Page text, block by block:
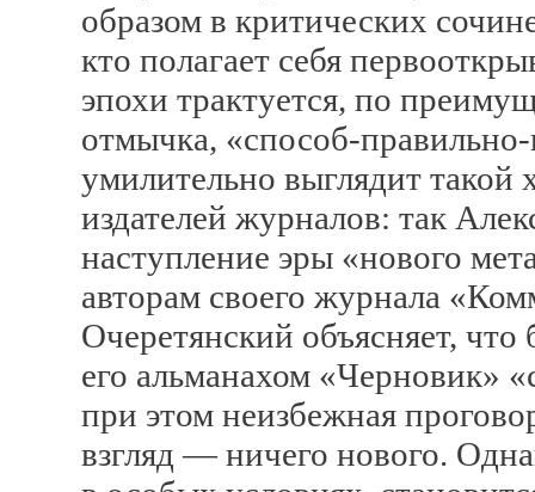
образом в критических
кто полагает себя
эпохи трактуется, по
отмычка, «способ-
умилительно выглядит такой
издателей журналов: так
наступление эры «нового
авторам своего журнала
Очеретянский объясняет,
его альманахом «Черновик»
при этом неизбежная
взгляд — ничего нового.